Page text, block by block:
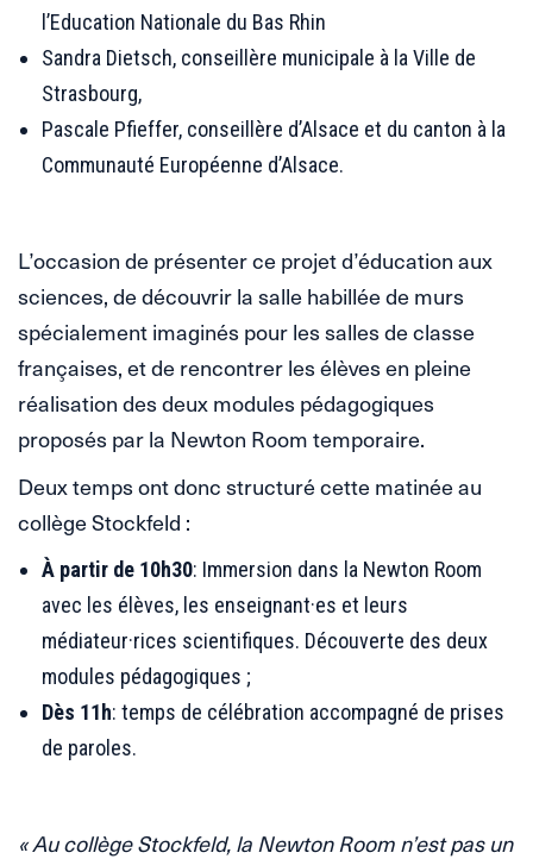
l’Education Nationale du Bas Rhin
Sandra Dietsch, conseillère municipale à la Ville de
Strasbourg,
Pascale Pfieffer, conseillère d’Alsace et du canton à la
Communauté Européenne d’Alsace.
L’occasion de présenter ce projet d’éducation aux
sciences, de découvrir la salle habillée de murs
spécialement imaginés pour les salles de classe
françaises, et de rencontrer les élèves en pleine
réalisation des deux modules pédagogiques
proposés par la Newton Room temporaire.
Deux temps ont donc structuré cette matinée au
collège Stockfeld :
À partir de 10h30: Immersion dans la Newton Room
avec les élèves, les enseignant·es et leurs
médiateur·rices scientifiques. Découverte des deux
modules pédagogiques ;
Dès 11h: temps de célébration accompagné de prises
de paroles.
« Au collège Stockfeld, la Newton Room n’est pas un